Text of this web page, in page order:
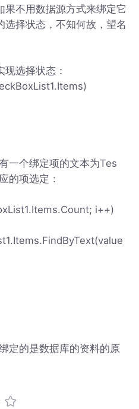
果不用数据源方式来绑定它
选择状态，不知何故，望名
选择状态：
一个绑定项的文本为Tes
的项选定：
i++)
定的是数据库的资料的原